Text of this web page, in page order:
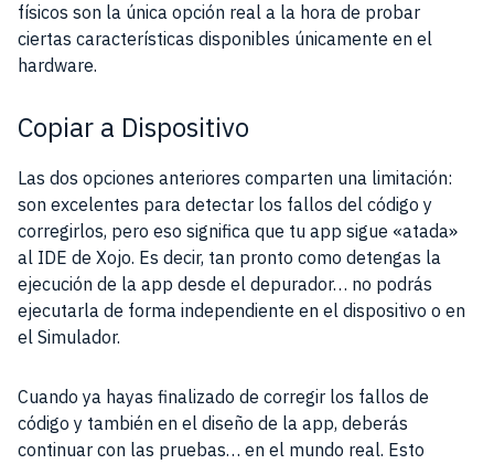
físicos son la única opción real a la hora de probar
ciertas características disponibles únicamente en el
hardware.
Copiar a Dispositivo
Las dos opciones anteriores comparten una limitación:
son excelentes para detectar los fallos del código y
corregirlos, pero eso significa que tu app sigue «atada»
al IDE de Xojo. Es decir, tan pronto como detengas la
ejecución de la app desde el depurador… no podrás
ejecutarla de forma independiente en el dispositivo o en
el Simulador.
Cuando ya hayas finalizado de corregir los fallos de
código y también en el diseño de la app, deberás
continuar con las pruebas… en el mundo real. Esto